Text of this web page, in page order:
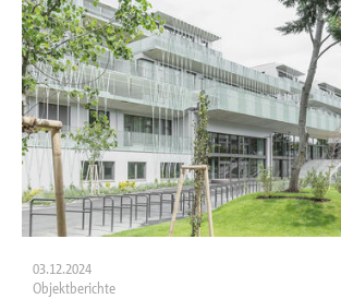
Kontakt
03.12.2024
Objektberichte